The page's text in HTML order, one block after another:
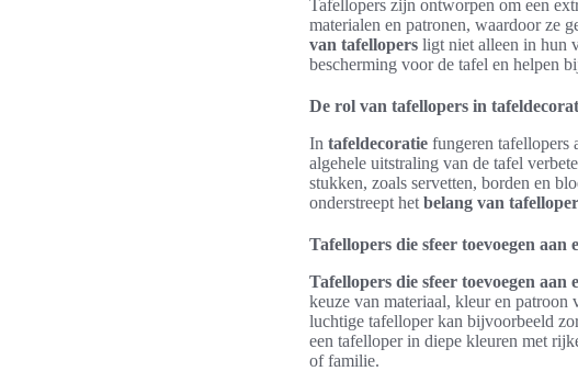
Tafellopers zijn ontworpen om een
materialen en patronen, waardoor ze
van tafellopers ligt niet alleen in hun
bescherming voor de tafel en helpen
De rol van tafellopers in
In tafeldecoratie fungeren tafellopers
algehele uitstraling van de tafel
stukken, zoals servetten, borden en
onderstreept het belang van
Tafellopers die sfeer toevoegen aan
Tafellopers die sfeer toevoegen aan
keuze van materiaal, kleur en patroon
luchtige tafelloper kan bijvoorbeeld
een tafelloper in diepe kleuren met
of familie.